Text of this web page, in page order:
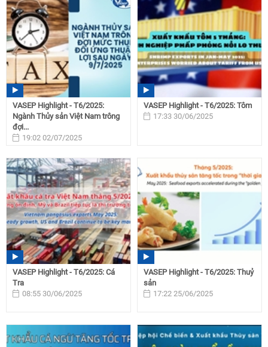
VASEP Highlight - T6/2025:
Ngành Thủy sản Việt Nam trông
đợi...
19:02 02/07/2025
VASEP Highlight - T6/2025: Tôm
17:33 30/06/2025
VASEP Highlight - T6/2025: Cá
Tra
08:55 30/06/2025
VASEP Highlight - T6/2025: Thuỷ
sản
17:22 25/06/2025